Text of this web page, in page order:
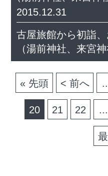
2015.12.31
古屋旅館から初詣
（湯前神社、来宮神
« 先頭 < 前へ
20 21 22 ...